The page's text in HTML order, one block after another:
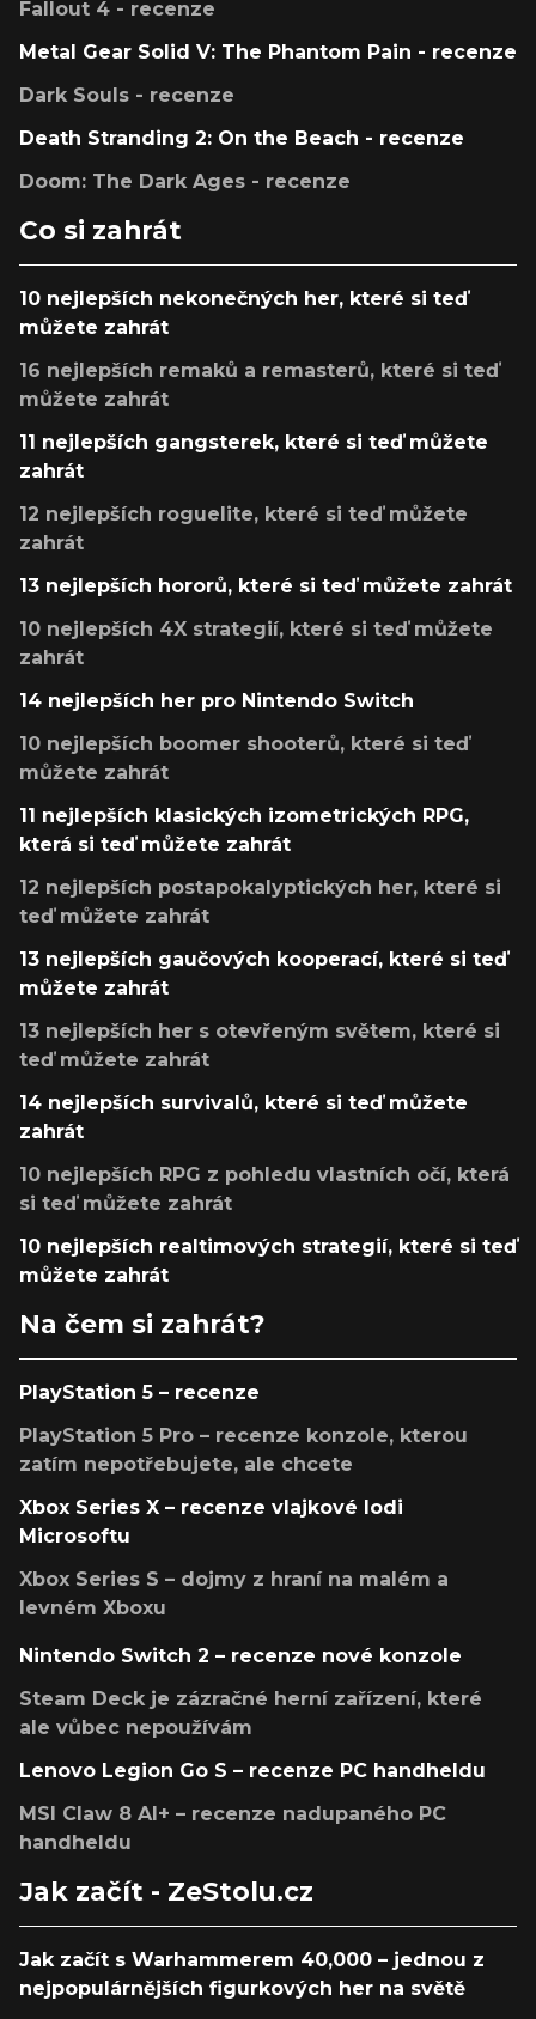
Fallout 4 - recenze
Metal Gear Solid V: The Phantom Pain - recenze
Dark Souls - recenze
Death Stranding 2: On the Beach - recenze
Doom: The Dark Ages - recenze
Co si zahrát
10 nejlepších nekonečných her, které si teď
můžete zahrát
16 nejlepších remaků a remasterů, které si teď
můžete zahrát
11 nejlepších gangsterek, které si teď můžete
zahrát
12 nejlepších roguelite, které si teď můžete
zahrát
13 nejlepších hororů, které si teď můžete zahrát
10 nejlepších 4X strategií, které si teď můžete
zahrát
14 nejlepších her pro Nintendo Switch
10 nejlepších boomer shooterů, které si teď
můžete zahrát
11 nejlepších klasických izometrických RPG,
která si teď můžete zahrát
12 nejlepších postapokalyptických her, které si
teď můžete zahrát
13 nejlepších gaučových kooperací, které si teď
můžete zahrát
13 nejlepších her s otevřeným světem, které si
teď můžete zahrát
14 nejlepších survivalů, které si teď můžete
zahrát
10 nejlepších RPG z pohledu vlastních očí, která
si teď můžete zahrát
10 nejlepších realtimových strategií, které si teď
můžete zahrát
Na čem si zahrát?
PlayStation 5 – recenze
PlayStation 5 Pro – recenze konzole, kterou
zatím nepotřebujete, ale chcete
Xbox Series X – recenze vlajkové lodi
Microsoftu
Xbox Series S – dojmy z hraní na malém a
levném Xboxu
Nintendo Switch 2 – recenze nové konzole
Steam Deck je zázračné herní zařízení, které
ale vůbec nepoužívám
Lenovo Legion Go S – recenze PC handheldu
MSI Claw 8 AI+ – recenze nadupaného PC
handheldu
Jak začít - ZeStolu.cz
Jak začít s Warhammerem 40,000 – jednou z
nejpopulárnějších figurkových her na světě